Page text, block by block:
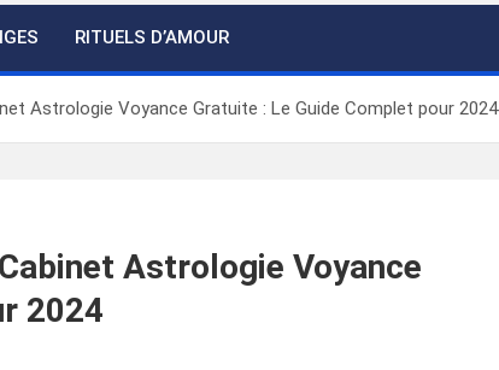
RITUELS D’AMOUR
Astrologie Voyance Gratuite : Le Guide Complet pour 2024
Astrologie Voyance
2024